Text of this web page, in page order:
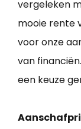
vergeleken
mooie rente
voor onze
van
een keuze